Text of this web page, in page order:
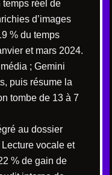
temps réel de
d’images
% du temps
et mars 2024.
; Gemini
puis résume la
tombe de 13 à 7
au dossier
vocale et
% de gain de